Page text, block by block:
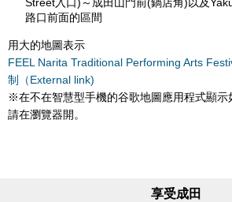
路口前面的區間
用大的地圖表示
FEEL Narita Traditional Performing Arts
制（External link)
※在不在智慧型手機的谷歌地圖應用程式顯示
請在瀏覽器開。
享受成田